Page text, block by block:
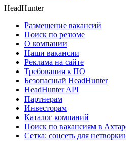
HeadHunter
Размещение вакансий
Поиск по резюме
О компании
Наши вакансии
Реклама на сайте
Требования к ПО
Безопасный HeadHunter
HeadHunter API
Партнерам
Инвесторам
Каталог компаний
Поиск по вакансиям в
Сетка: соцсеть для